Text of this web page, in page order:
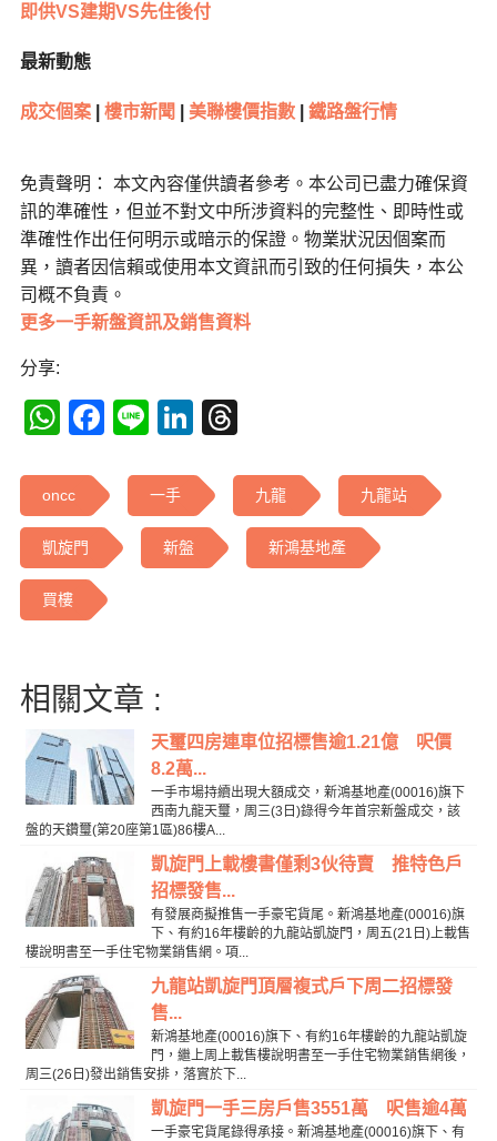
即供VS建期VS先住後付
最新動態
成交個案| 樓市新聞 美聯樓價指數| 鐵路盤行情
免責聲明： 本文內容僅供讀者參考。本公司已盡力確保資
訊的準確性，但並不對文中所涉資料的完整性、即時性或
準確性作出任何明示或暗示的保證。物業狀況因個案而
異，讀者因信賴或使用本文資訊而引致的任何損失，本公
司概不負責。
更多一手新盤資訊及銷售資料
分享:
WhatsApp
Facebook
LineLinkedIn
Threads
oncc 一手 九龍 九龍站
凱旋門 新盤 新鴻基地產
買樓
相關文章 :
天璽四房連車位招標售逾1.21億 呎價
8.2萬...
一手市場持續出現大額成交，新鴻基地產(00016)旗下
西南九龍天璽，周三(3日)錄得今年首宗新盤成交，該
盤的天鑽璽(第20座第1區)86樓A...
凱旋門上載樓書僅剩3伙待賣 推特色戶
招標發售...
有發展商擬推售一手豪宅貨尾。新鴻基地產(00016)旗
下、有約16年樓齡的九龍站凱旋門，周五(21日)上載售
樓說明書至一手住宅物業銷售網。項...
九龍站凱旋門頂層複式戶下周二招標發
售...
新鴻基地產(00016)旗下、有約16年樓齡的九龍站凱旋
門，繼上周上載售樓說明書至一手住宅物業銷售網後，
周三(26日)發出銷售安排，落實於下...
凱旋門一手三房戶售3551萬 呎售逾4萬
一手豪宅貨尾錄得承接。新鴻基地產(00016)旗下、有